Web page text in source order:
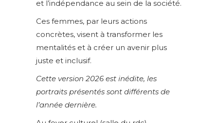
et l’indépendance au sein de la société.
Ces femmes, par leurs actions
concrètes, visent à transformer les
mentalités et à créer un avenir plus
juste et inclusif.
Cette version 2026 est inédite, les
portraits présentés sont différents de
l’année dernière.